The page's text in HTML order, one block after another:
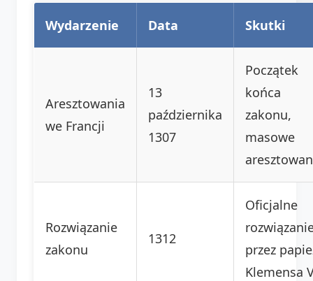
Wydarzenie Data Skutki
Aresztowania
we Francji
13
października
1307
Początek
końca
zakonu,
masowe
Rozwiązanie
zakonu
1312
Oficjalne
przez
Klemensa